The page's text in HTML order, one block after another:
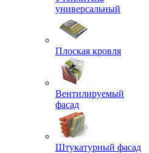
универсальный
Плоская кровля
Вентилируемый
фасад
Штукатурный фасад